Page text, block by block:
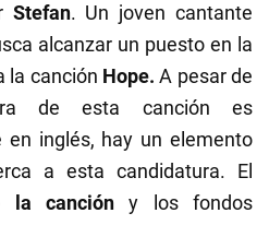
Stefan. Un joven cantante
alcanzar un puesto en la
la canción Hope. A pesar de
de esta canción es
en inglés, hay un elemento
a esta candidatura. El
la canción y los fondos